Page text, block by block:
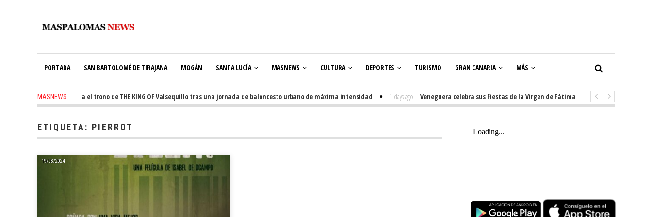
PORTADA SAN BARTOLOMÉ DE TIRAJANA MOGÁN SANTA LUCÍA MASNEWS CULTURA DEPORTES TURISMO GRAN CANARIA MÁS
MASNEWS
Ale Martín conquista el trono de THE KING OF Valsequillo tras una jornada de baloncesto urbano de máxima intensidad 1 days ago - Veneguera celebra sus Fiestas de la Virgen de Fátima con diez días de tradición,
ETIQUETA: PIERROT
19/03/2024